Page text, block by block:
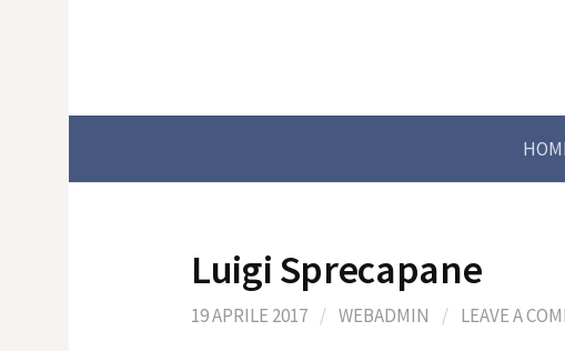
Luigi Sprecapane
19 APRILE 2017 / WEBADMIN / LEAVE A